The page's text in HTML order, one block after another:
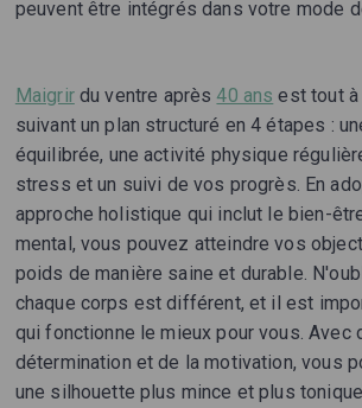
peuvent être intégrés dans votre mode
Maigrirdu ventre après 40 ans est tout
suivant un plan structuré en 4 étapes :
équilibrée, une activité physique
stress et un suivi de vos progrès. En
approche holistique qui inclut le bien-
mental, vous pouvez atteindre vos
poids de manière saine et durable.
chaque corps est différent, et il est
qui fonctionne le mieux pour vous. Avec
détermination et de la motivation, vous
une silhouette plus mince et plus